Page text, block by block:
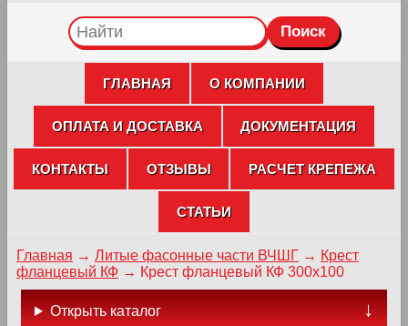
ГЛАВНАЯ О КОМПАНИИ
ОПЛАТА И ДОСТАВКА ДОКУМЕНТАЦИЯ
КОНТАКТЫ ОТЗЫВЫ РАСЧЕТ КРЕПЕЖА
СТАТЬИ
Главная → Литые фасонные части ВЧШГ → Крест
фланцевый КФ → Крест фланцевый КФ 300х100
Открыть каталог